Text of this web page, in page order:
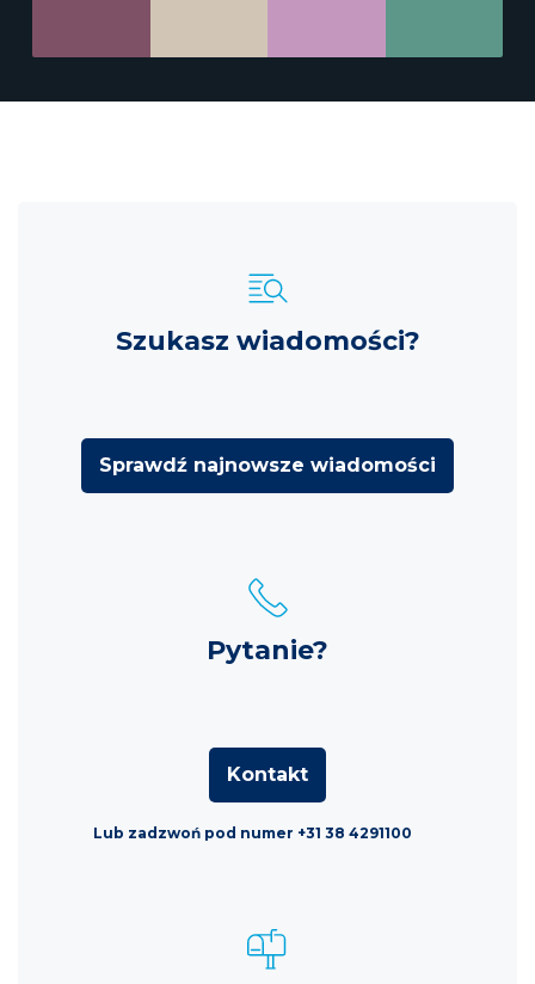
Szukasz wiadomości?
Sprawdź najnowsze wiadomości
Pytanie?
Kontakt
Lub zadzwoń pod numer +31 38 4291100